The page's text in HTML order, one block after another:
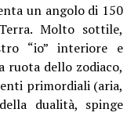
un angolo di 150
Molto sottile,
“io” interiore e
ruota dello zodiaco,
primordiali (aria,
dualità, spinge